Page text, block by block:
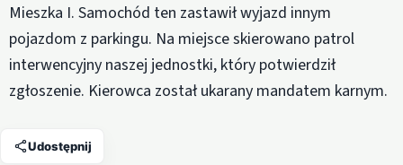
Mieszka I. Samochód ten zastawił wyjazd innym
pojazdom z parkingu. Na miejsce skierowano patrol
interwencyjny naszej jednostki, który potwierdził
zgłoszenie. Kierowca został ukarany mandatem karnym.
Udostępnij